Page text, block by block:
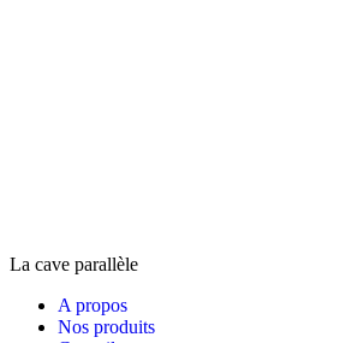
La cave parallèle
A propos
Nos produits